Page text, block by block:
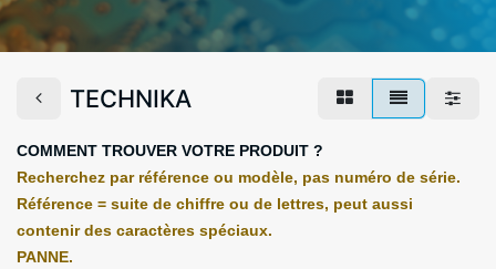
TECHNIKA
COMMENT TROUVER VOTRE PRODUIT ?
Recherchez par référence ou modèle, pas numéro de série.
Référence = suite de chiffre ou de lettres, peut aussi
contenir des caractères spéciaux.
PANNE.